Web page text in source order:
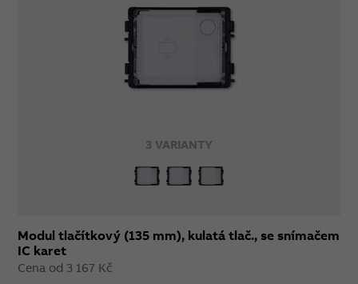
3 VARIANTY
Modul tlačítkový (135 mm), kulatá tlač., se snímačem
IC karet
Cena od 3 167 Kč